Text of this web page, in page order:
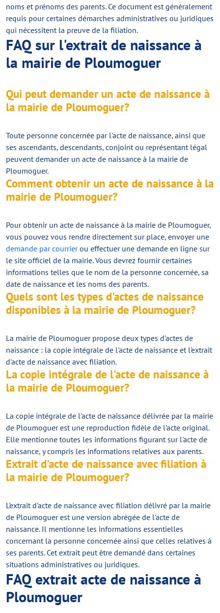
noms et prénoms des parents. Ce document est généralement
requis pour certaines démarches administratives ou juridiques
qui nécessitent la preuve de la filiation.
FAQ sur l'extrait de naissance à
la mairie de Ploumoguer
Qui peut demander un acte de naissance à
la mairie de Ploumoguer?
Toute personne concernée par l'acte de naissance, ainsi que
ses ascendants, descendants, conjoint ou représentant légal
peuvent demander un acte de naissance à la mairie de
Ploumoguer.
Comment obtenir un acte de naissance à la
mairie de Ploumoguer?
Pour obtenir un acte de naissance à la mairie de Ploumoguer,
vous pouvez vous rendre directement sur place, envoyer une
demande par courrierou effectuer une demande en ligne sur
le site officiel de la mairie. Vous devrez fournir certaines
informations telles que le nom de la personne concernée, sa
date de naissance et les noms des parents.
Quels sont les types d'actes de naissance
disponibles à la mairie de Ploumoguer?
La mairie de Ploumoguer propose deux types d'actes de
naissance : la copie intégrale de l'acte de naissance et l'extrait
d'acte de naissance avec filiation.
La copie intégrale de l'acte de naissance à
la mairie de Ploumoguer?
La copie intégrale de l'acte de naissance délivrée par la mairie
de Ploumoguer est une reproduction fidèle de l'acte original.
Elle mentionne toutes les informations figurant sur l'acte de
naissance, y compris les informations relatives aux parents.
Extrait d'acte de naissance avec filiation à
la mairie de Ploumoguer?
L'extrait d'acte de naissance avec filiation délivré par la mairie
de Ploumoguer est une version abrégée de l'acte de
naissance. Il mentionne les informations essentielles
concernant la personne concernée ainsi que celles relatives à
ses parents. Cet extrait peut être demandé dans certaines
situations administratives ou juridiques.
FAQ extrait acte de naissance à
Ploumoguer